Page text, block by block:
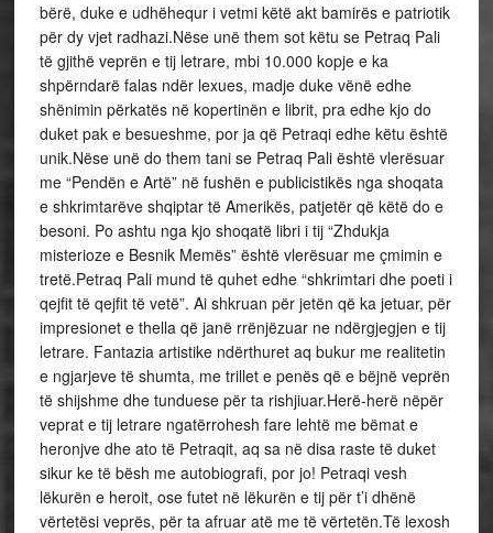
bërë, duke e udhëhequr i vetmi këtë akt bamirës e patriotik
për dy vjet radhazi.Nëse unë them sot këtu se Petraq Pali
të gjithë veprën e tij letrare, mbi 10.000 kopje e ka
shpërndarë falas ndër lexues, madje duke vënë edhe
shënimin përkatës në kopertinën e librit, pra edhe kjo do
duket pak e besueshme, por ja që Petraqi edhe këtu është
unik.Nëse unë do them tani se Petraq Pali është vlerësuar
me “Pendën e Artë” në fushën e publicistikës nga shoqata
e shkrimtarëve shqiptar të Amerikës, patjetër që këtë do e
besoni. Po ashtu nga kjo shoqatë libri i tij “Zhdukja
misterioze e Besnik Memës” është vlerësuar me çmimin e
tretë.Petraq Pali mund të quhet edhe “shkrimtari dhe poeti i
qejfit të qejfit të vetë”. Ai shkruan për jetën që ka jetuar, për
impresionet e thella që janë rrënjëzuar ne ndërgjegjen e tij
letrare. Fantazia artistike ndërthuret aq bukur me realitetin
e ngjarjeve të shumta, me trillet e penës që e bëjnë veprën
të shijshme dhe tunduese për ta rishjiuar.Herë-herë nëpër
veprat e tij letrare ngatërrohesh fare lehtë me bëmat e
heronjve dhe ato të Petraqit, aq sa në disa raste të duket
sikur ke të bësh me autobiografi, por jo! Petraqi vesh
lëkurën e heroit, ose futet në lëkurën e tij për t’i dhënë
vërtetësi veprës, për ta afruar atë me të vërtetën.Të lexosh